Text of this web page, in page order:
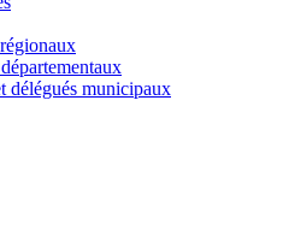
délégués municipaux